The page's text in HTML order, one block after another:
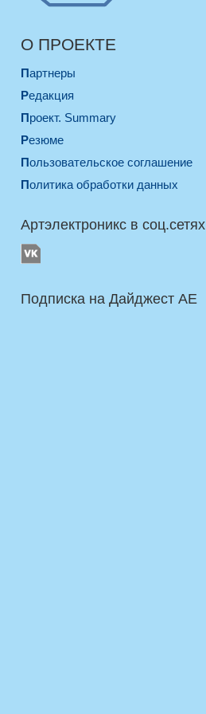
О ПРОЕКТЕ
Партнеры
Редакция
Проект. Summary
Резюме
Пользовательское соглашение
Политика обработки данных
Артэлектроникс в соц.сетях
Подписка на Дайджест AE